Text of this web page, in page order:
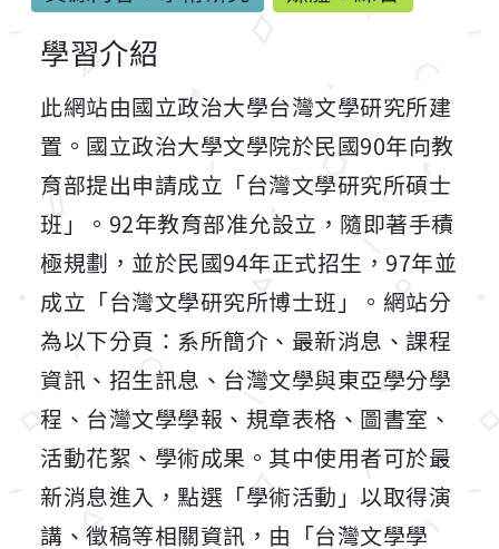
學習介紹
此網站由國立政治大學台灣文學研究所建
置。國立政治大學文學院於民國90年向教
育部提出申請成立「台灣文學研究所碩士
班」。92年教育部准允設立，隨即著手積
極規劃，並於民國94年正式招生，97年並
成立「台灣文學研究所博士班」。網站分
為以下分頁：系所簡介、最新消息、課程
資訊、招生訊息、台灣文學與東亞學分學
程、台灣文學學報、規章表格、圖書室、
活動花絮、學術成果。其中使用者可於最
新消息進入，點選「學術活動」以取得演
講、徵稿等相關資訊，由「台灣文學學